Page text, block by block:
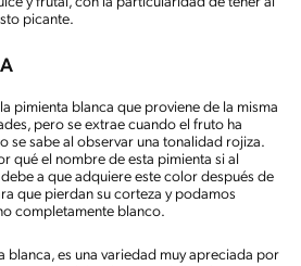
picante.
pimienta blanca que proviene de la misma
pero se extrae cuando el fruto ha
se sabe al observar una tonalidad rojiza.
qué el nombre de esta pimienta si al
a que adquiere este color después de
que pierdan su corteza y podamos
completamente blanco.
blanca, es una variedad muy apreciada por